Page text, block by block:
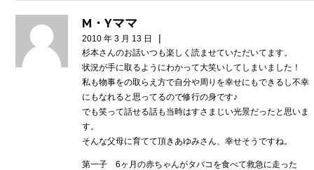
M・Yママ
2010 年 3 月 13 日 |
杉本さんのお話いつも楽しく読ませていただいてます。
状況が手に取るようにわかって大笑いしてしまいました！
私も物事をの取らえ方で自分や周りを幸せにもできるし不幸
にもなれると思ってるので修行の身です♪
でも笑って話せる話も当時はすさまじい光景だったと思いま
す。
そんな父母に育てて頂きあゆみさん、幸せそうですね。
第一子 6ヶ月の赤ちゃんがタバコを食べて救急に走った